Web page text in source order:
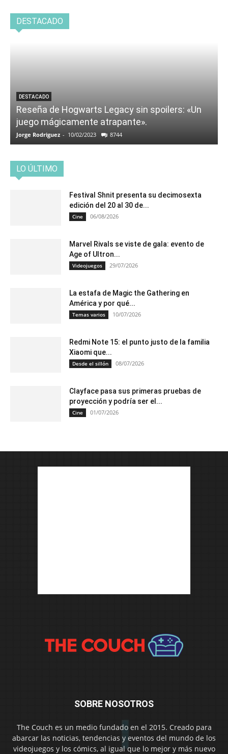
DESTACADO
DESTACADO
Reseña de Hogwarts Legacy sin spoilers: «Un
juego mágicamente atrapante».
Jorge Rodriguez - 10/02/2023 8744
LO ÚLTIMO
Festival Shnit presenta su decimosexta
edición del 20 al 30 de...
Cine 06/08/2026
Marvel Rivals se viste de gala: evento de
Age of Ultron...
Videojuegos 29/07/2026
La estafa de Magic the Gathering en
América y por qué...
Temas varios 10/07/2026
Redmi Note 15: el punto justo de la familia
Xiaomi que...
Desde el sillón 08/07/2026
Clayface pasa sus primeras pruebas de
proyección y podría ser el...
Cine 01/07/2026
SOBRE NOSOTROS
The Couch es un medio fundado en el 2015. Creado para
abarcar las noticias, tendencias y eventos del mundo de los
videojuegos y los cómics, al igual que lo mejor y más nuevo